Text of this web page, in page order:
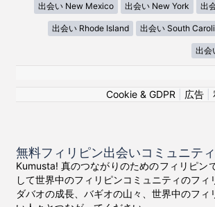
出会い New Mexico 出会い New York 出
出会い Rhode Island 出会い South
出会
Cookie & GDPR
広告|
無料フィリピン出会いコミュニテ
Kumusta! 真のつながりのためのフィリピ
して世界中のフィリピンコミュニティのフィ
ダバオの成長、バギオの山々、世界中のフ